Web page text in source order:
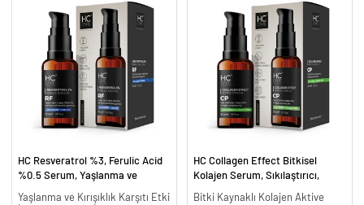
HC Resveratrol %3, Ferulic Acid
%0.5 Serum, Yaşlanma ve
Yaşlanma ve Kırışıklık Karşıtı Etki
HC Collagen Effect Bitkisel
Kolajen Serum, Sıkılaştırıcı,
Bitki Kaynaklı Kolajen Aktive